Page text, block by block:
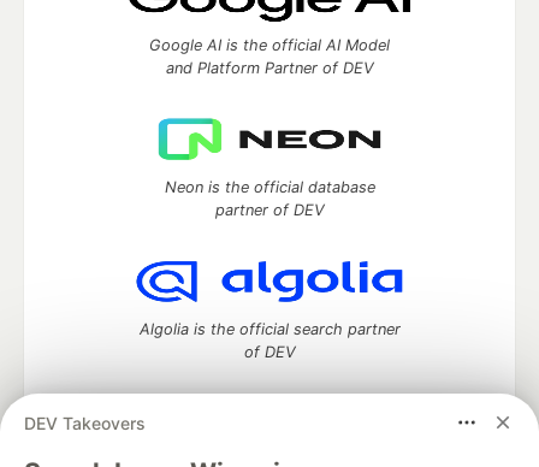
DEV Takeovers
Google AI is the official AI Model
and Platform Partner of DEV
Neon is the official database
partner of DEV
Algolia is the official search partner
of DEV